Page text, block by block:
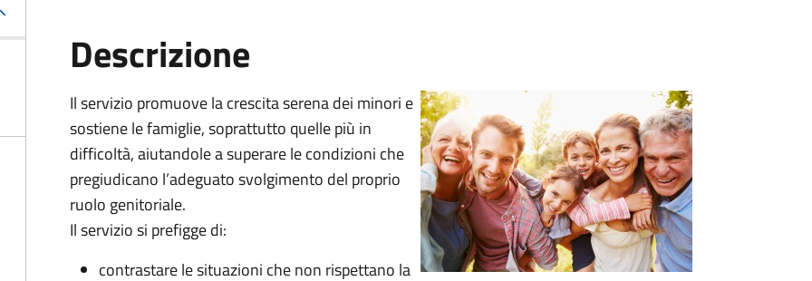
Descrizione
Il servizio promuove la crescita serena dei minori e
sostiene le famiglie, soprattutto quelle più in
difficoltà, aiutandole a superare le condizioni che
pregiudicano l’adeguato svolgimento del proprio
ruolo genitoriale.
Il servizio si prefigge di:
contrastare le situazioni che non rispettano la